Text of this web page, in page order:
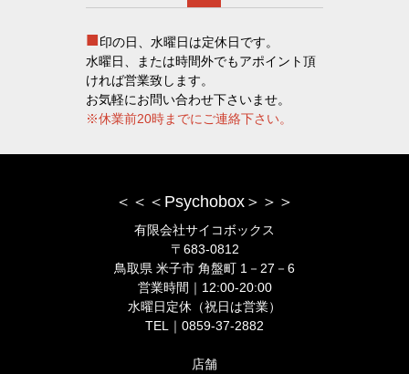
■印の日、水曜日は定休日です。
水曜日、または時間外でもアポイント頂
ければ営業致します。
お気軽にお問い合わせ下さいませ。
※休業前20時までにご連絡下さい。
＜＜＜Psychobox＞＞＞
有限会社サイコボックス
〒683-0812
鳥取県 米子市 角盤町 1－27－6
営業時間｜12:00-20:00
水曜日定休（祝日は営業）
TEL｜0859-37-2882
店舗